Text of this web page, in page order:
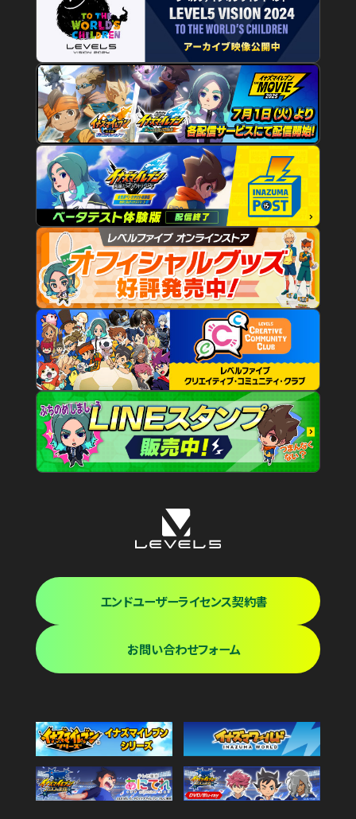
エンドユーザーライセンス契約書
お問い合わせフォーム